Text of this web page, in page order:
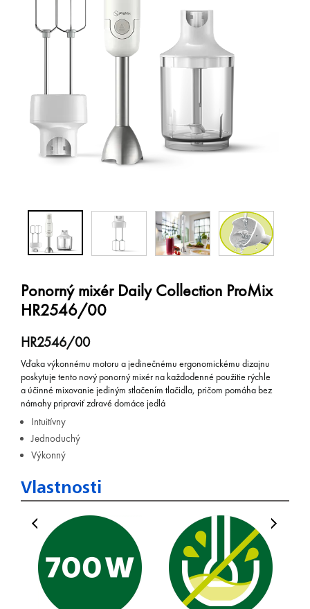
Ponorný mixér Daily Collection ProMix
HR2546/00
HR2546/00
Vďaka výkonnému motoru a jedinečnému ergonomickému dizajnu
poskytuje tento nový ponorný mixér na každodenné použitie rýchle
a účinné mixovanie jediným stlačením tlačidla, pričom pomáha bez
námahy pripraviť zdravé domáce jedlá
Intuitívny
Jednoduchý
Výkonný
Vlastnosti